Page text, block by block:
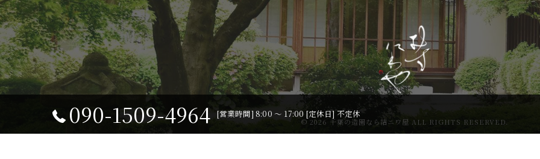
090-1509-4964 [営業時間] 8:00 ～ 17:00 [定休日] 不定休
© 2026 千葉の造園なら結ニワ屋 ALL RIGHTS RESERVED.